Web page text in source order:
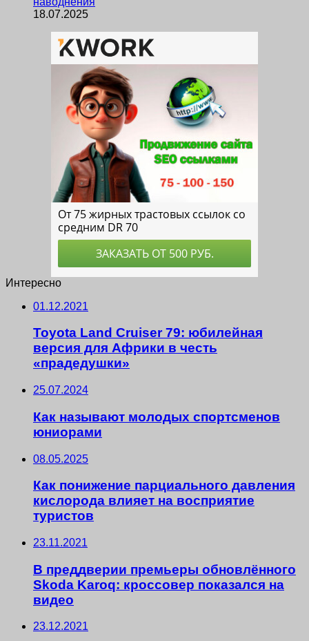
18.07.2025
Интересно
01.12.2021
Toyota Land Cruiser 79: юбилейная
версия для Африки в честь
«прадедушки»
25.07.2024
Как называют молодых спортсменов
юниорами
08.05.2025
Как понижение парциального давления
кислорода влияет на восприятие
туристов
23.11.2021
В преддверии премьеры обновлённого
Skoda Karoq: кроссовер показался на
видео
23.12.2021